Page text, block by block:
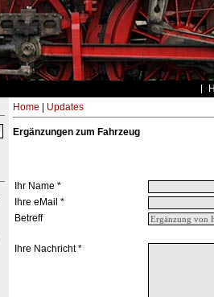
Home Updates
Ergänzungen zum Fahrzeug
Ihr Name *
Ihre eMail *
Betreff
Ihre Nachricht *